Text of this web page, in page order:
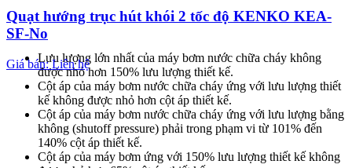
Quạt hướng trục hút khói 2 tốc độ KENKO KEA-
SF-No
Giá bán: Liên hệ
Lưu lượng lớn nhất của máy bơm nước chữa cháy không
được nhỏ hơn 150% lưu lượng thiết kế.
Cột áp của máy bơm nước chữa cháy ứng với lưu lượng thiết
kế không được nhỏ hơn cột áp thiết kế.
Cột áp của máy bơm nước chữa cháy ứng với lưu lượng bằng
không (shutoff pressure) phải trong phạm vi từ 101% đến
140% cột áp thiết kế.
Cột áp của máy bơm ứng với 150% lưu lượng thiết kế không